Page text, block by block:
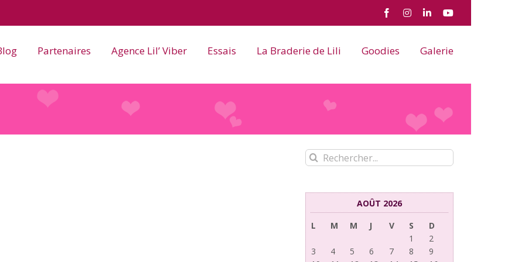
FacebookInstagram
LinkedInYouTube
Partenaires Agence Lil’ Viber Essais La Braderie de Lili Goodies Galerie
Rechercher:
AOÛT 2026
L
M M J V S
D
1
2
3
4 5 6 7 8
9